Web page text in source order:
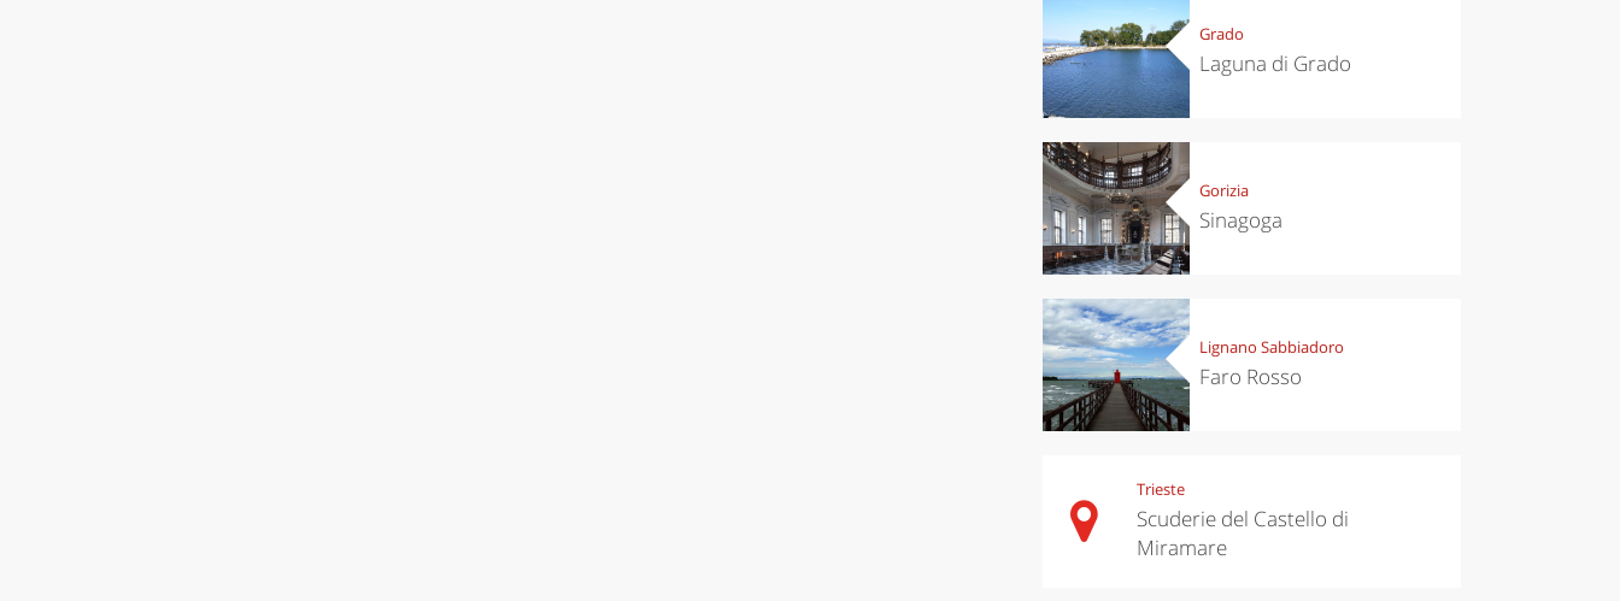
Grado
Laguna di Grado
Gorizia
Sinagoga
Lignano Sabbiadoro
Faro Rosso
Trieste
Scuderie del Castello di
Miramare